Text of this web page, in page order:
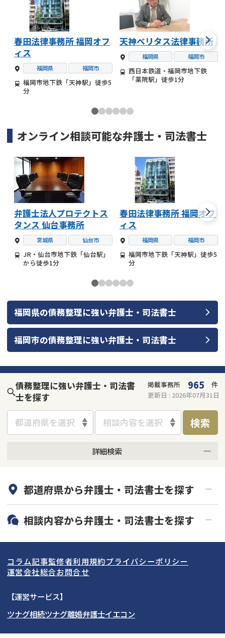
春田法律事務所 福岡オフ
ィス
福岡県 福岡市
福岡市地下鉄「天神駅」徒歩5
分
天神ベリタス法律事務所
福岡県 福岡市
西日本鉄道・福岡市地下鉄
「薬院駅」徒歩1分
オンライン相談可能な弁護士・司法書士
弁護士法人プロテクトス
タンス 仙台事務所
宮城県 仙台市
JR・仙台市地下鉄「仙台駅」
から徒歩1分
春田法律事務所 福岡オフ
ィス
福岡県 福岡市
福岡市地下鉄「天神駅」徒歩5
分
福岡県の債務整理に強い弁護士・司法書士
福岡市の債務整理に強い弁護士・司法書士
債務整理に強い弁護士・司法書
士を探す
掲載事務所 965
件
更新日 : 2026年07月31日
都道府県を選択 相談内容を選択 検索
詳細検索
初回相談無料
土日祝の相談可能
都道府県から弁護士・司法書士を探す
北海道・東北
北海道 青森県
岩手県 宮城県
秋田県
福島県
関東
東京都 神奈川県
埼玉県
茨城県 群馬県
東海
愛知県
岐阜県 山梨県
関西
大阪府 京都府
北陸・甲信越
相談内容から弁護士・司法書士を探す
任意整理
個人再生
会社破産・法人破産
消費者金融・サラ金
カードローン・クレジッ
ト会社
コラム記事監修者利用規約プライバシーポリシー
運営会社総合お問合せ
【運営サービス】
ツナグ相続ツナグ離婚弁護士イエコン